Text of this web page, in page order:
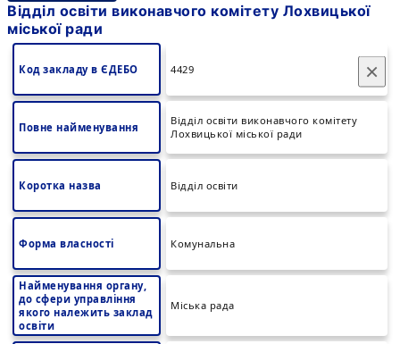
×
Відділ освіти виконавчого комітету Лохвицької
міської ради
Код закладу в ЄДЕБО 4429
Повне найменування
Відділ освіти виконавчого комітету
Лохвицької міської ради
Коротка назва Відділ освіти
Форма власності Комунальна
Найменування органу,
до сфери управління
якого належить заклад
освіти
Міська рада